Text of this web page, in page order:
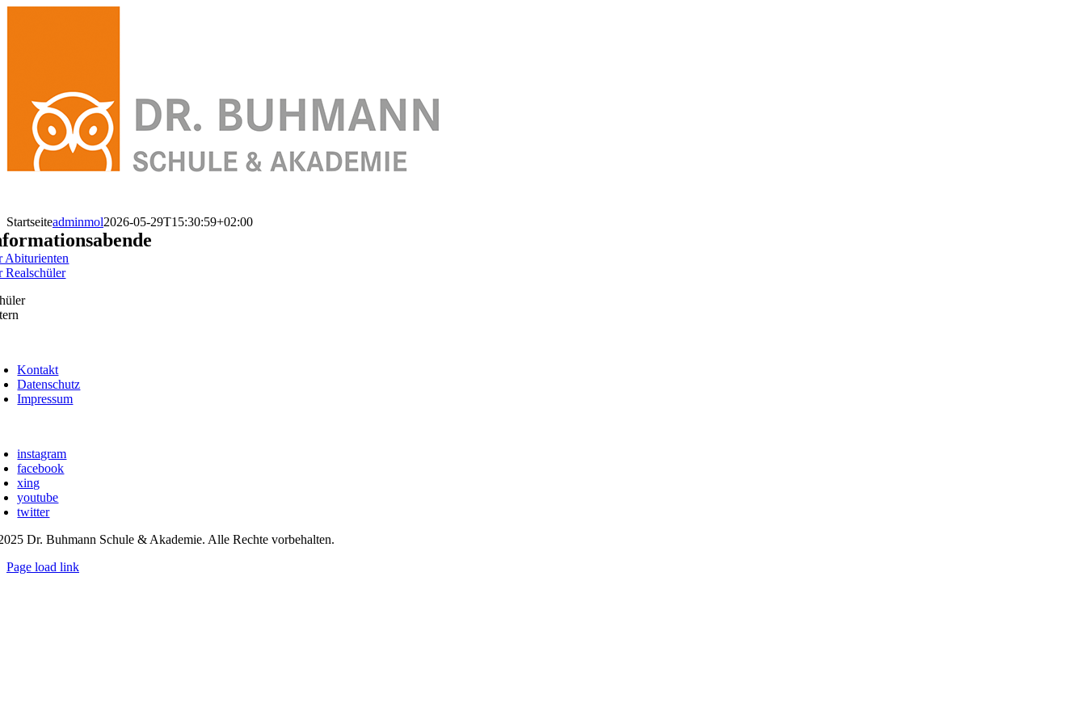
Startseiteadminmol2026-05-29T15:30:59+02:00
Abiturienten
Realschüler
Kontakt
Datenschutz
Impressum
instagram
facebook
xing
youtube
twitter
Dr. Buhmann Schule & Akademie. Alle Rechte vorbehalten.
Page load link